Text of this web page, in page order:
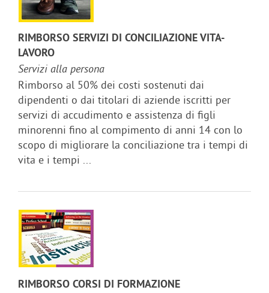
RIMBORSO SERVIZI DI CONCILIAZIONE VITA-
LAVORO
Servizi alla persona
Rimborso al 50% dei costi sostenuti dai
dipendenti o dai titolari di aziende iscritti per
servizi di accudimento e assistenza di figli
minorenni fino al compimento di anni 14 con lo
scopo di migliorare la conciliazione tra i tempi di
vita e i tempi ...
RIMBORSO CORSI DI FORMAZIONE